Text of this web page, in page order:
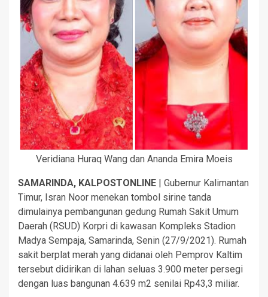
Veridiana Huraq Wang dan Ananda Emira Moeis
SAMARINDA, KALPOSTONLINE
| Gubernur Kalimantan
Timur, Isran Noor menekan tombol sirine tanda
dimulainya pembangunan gedung Rumah Sakit Umum
Daerah (RSUD) Korpri di kawasan Kompleks Stadion
Madya Sempaja, Samarinda, Senin (27/9/2021). Rumah
sakit berplat merah yang didanai oleh Pemprov Kaltim
tersebut didirikan di lahan seluas 3.900 meter persegi
dengan luas bangunan 4.639 m2 senilai Rp43,3 miliar.